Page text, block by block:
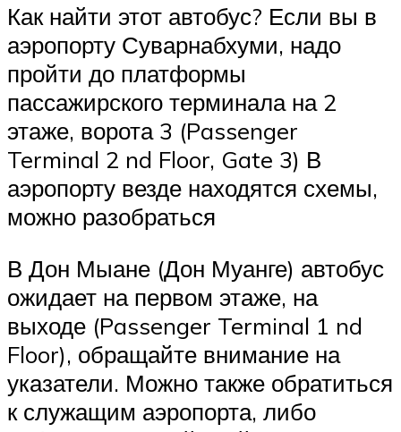
Как найти этот автобус? Если вы в
аэропорту Суварнабхуми, надо
пройти до платформы
пассажирского терминала на 2
этаже, ворота 3 (Passenger
Terminal 2 nd Floor, Gate 3) В
аэропорту везде находятся схемы,
можно разобраться
В Дон Мыане (Дон Муанге) автобус
ожидает на первом этаже, на
выходе (Passenger Terminal 1 nd
Floor), обращайте внимание на
указатели. Можно также обратиться
к служащим аэропорта, либо